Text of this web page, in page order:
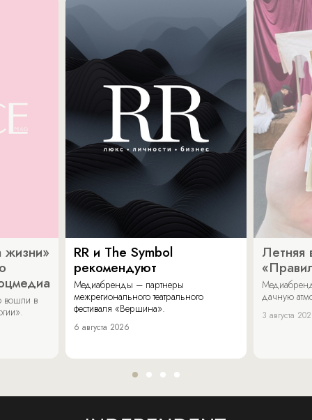
жизни»
вошли в
RR и The Symbol
рекомендуют
Медиабренды – партнеры
межрегионального театрального
фестиваля «Вершина».
6 августа 2026
Летняя
дачную
3 августа